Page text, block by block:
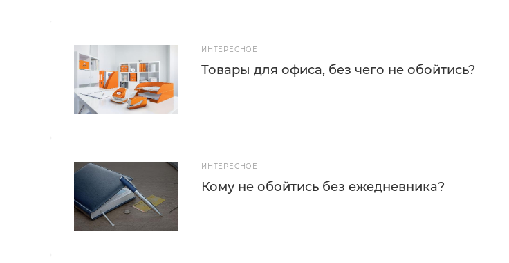
ИНТЕРЕСНОЕ
Товары для офиса, без чего не обойтись?
ИНТЕРЕСНОЕ
Кому не обойтись без ежедневника?